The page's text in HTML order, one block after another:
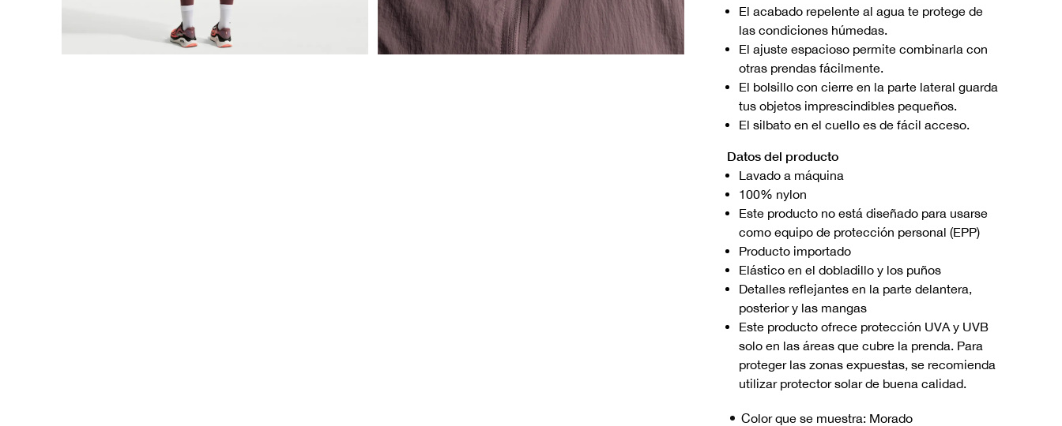
El acabado repelente al agua te protege de
las condiciones húmedas.
El ajuste espacioso permite combinarla con
otras prendas fácilmente.
El bolsillo con cierre en la parte lateral guarda
tus objetos imprescindibles pequeños.
El silbato en el cuello es de fácil acceso.
Datos del producto
Lavado a máquina
100% nylon
Este producto no está diseñado para usarse
como equipo de protección personal (EPP)
Producto importado
Elástico en el dobladillo y los puños
Detalles reflejantes en la parte delantera,
posterior y las mangas
Este producto ofrece protección UVA y UVB
solo en las áreas que cubre la prenda. Para
proteger las zonas expuestas, se recomienda
utilizar protector solar de buena calidad.
Color que se muestra: Morado